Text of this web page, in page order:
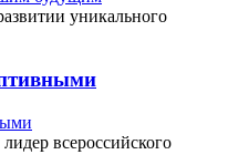
уникального
всероссийского